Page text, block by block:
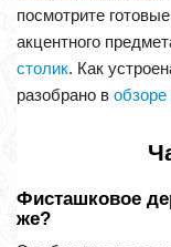
посмотрите
акцентного
столик. Как
разобрано в обзоре
Фисташковое
же?